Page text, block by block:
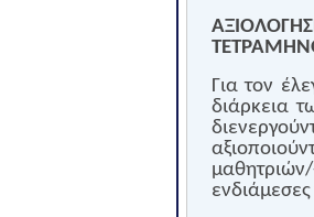
Για τον
διάρκεια